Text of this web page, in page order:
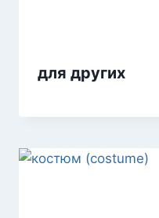
для других